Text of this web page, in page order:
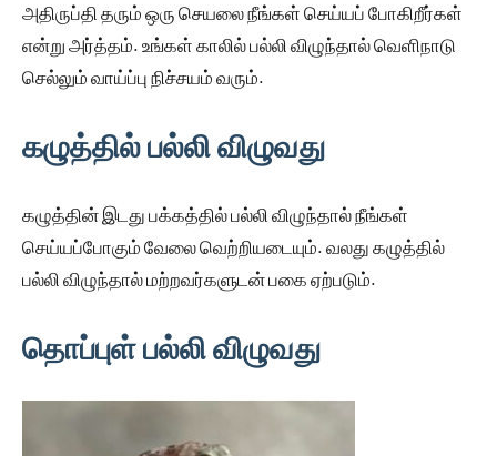
அதிருப்தி தரும் ஒரு செயலை நீங்கள் செய்யப் போகிறீர்கள்
என்று அர்த்தம். உங்கள் காலில் பல்லி விழுந்தால் வெளிநாடு
செல்லும் வாய்ப்பு நிச்சயம் வரும்.
கழுத்தில் பல்லி விழுவது
கழுத்தின் இடது பக்கத்தில் பல்லி விழுந்தால் நீங்கள்
செய்யப்போகும் வேலை வெற்றியடையும். வலது கழுத்தில்
பல்லி விழுந்தால் மற்றவர்களுடன் பகை ஏற்படும்.
தொப்புள் பல்லி விழுவது